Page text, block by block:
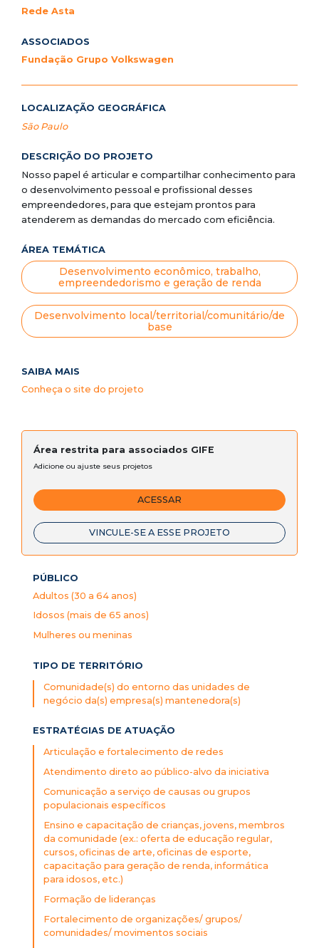
Rede Asta
ASSOCIADOS
Fundação Grupo Volkswagen
LOCALIZAÇÃO GEOGRÁFICA
São Paulo
DESCRIÇÃO DO PROJETO
Nosso papel é articular e compartilhar conhecimento para
o desenvolvimento pessoal e profissional desses
empreendedores, para que estejam prontos para
atenderem as demandas do mercado com eficiência.
ÁREA TEMÁTICA
Desenvolvimento econômico, trabalho,
empreendedorismo e geração de renda
Desenvolvimento local/territorial/comunitário/de
base
SAIBA MAIS
Conheça o site do projeto
Área restrita para associados GIFE
Adicione ou ajuste seus projetos
ACESSAR
VINCULE-SE A ESSE PROJETO
PÚBLICO
Adultos (30 a 64 anos)
Idosos (mais de 65 anos)
Mulheres ou meninas
TIPO DE TERRITÓRIO
Comunidade(s) do entorno das unidades de
negócio da(s) empresa(s) mantenedora(s)
ESTRATÉGIAS DE ATUAÇÃO
Articulação e fortalecimento de redes
Atendimento direto ao público-alvo da iniciativa
Comunicação a serviço de causas ou grupos
populacionais específicos
Ensino e capacitação de crianças, jovens, membros
da comunidade (ex.: oferta de educação regular,
cursos, oficinas de arte, oficinas de esporte,
capacitação para geração de renda, informática
para idosos, etc.)
Formação de lideranças
Fortalecimento de organizações/ grupos/
comunidades/ movimentos sociais